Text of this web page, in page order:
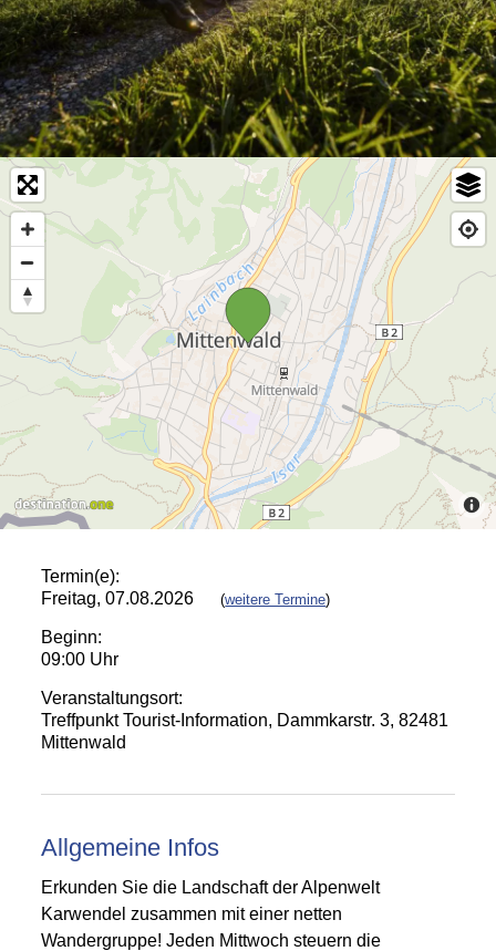
Termin(e):
Freitag, 07.08.2026
(weitere Termine)
Beginn:
09:00 Uhr
Veranstaltungsort:
Treffpunkt Tourist-Information, Dammkarstr. 3, 82481
Mittenwald
Allgemeine Infos
Erkunden Sie die Landschaft der Alpenwelt
Karwendel zusammen mit einer netten
Wandergruppe! Jeden Mittwoch steuern die